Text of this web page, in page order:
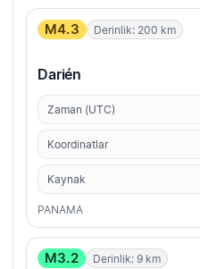
M4.3 Derinlik: 200 km
Darién
Zaman (UTC)
Koordinatlar
Kaynak
PANAMA
M3.2 Derinlik: 9 km